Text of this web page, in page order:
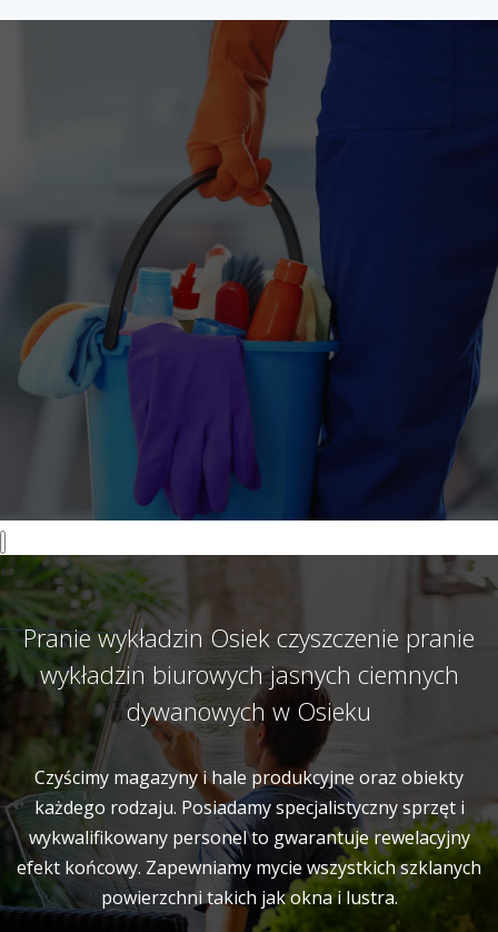
Pranie wykładzin Osiek czyszczenie pranie
wykładzin biurowych jasnych ciemnych
dywanowych w Osieku
Czyścimy magazyny i hale produkcyjne oraz obiekty
każdego rodzaju. Posiadamy specjalistyczny sprzęt i
wykwalifikowany personel to gwarantuje rewelacyjny
efekt końcowy. Zapewniamy mycie wszystkich szklanych
powierzchni takich jak okna i lustra.